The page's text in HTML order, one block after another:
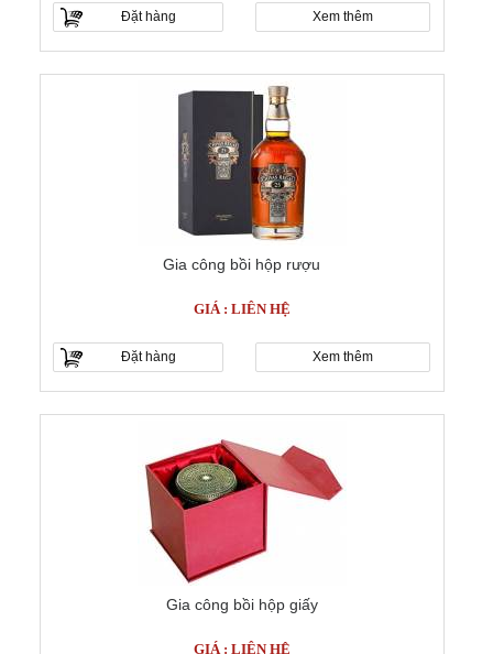
Đặt hàng Xem thêm
Gia công bồi hộp rượu
GIÁ : LIÊN HỆ
Đặt hàng Xem thêm
Gia công bồi hộp giấy
GIÁ : LIÊN HỆ